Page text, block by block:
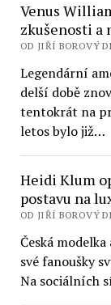
Venus
zkušenosti a
OD JIŘÍ BOROVÝ
Legendární
delší době
tentokrát na
letos bylo již…
Heidi Klum
postavu na
OD JIŘÍ BOROVÝ
Česká
své fanoušky
Na sociálních